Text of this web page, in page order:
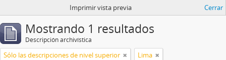
Imprimir vista previa Cerrar
Mostrando 1 resultados
Descripción archivística
Sólo las descripciones de nivel superior Lima